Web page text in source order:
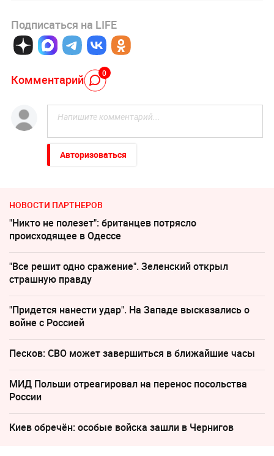
Подписаться на LIFE
Комментарий 0
Авторизоваться
НОВОСТИ ПАРТНЕРОВ
"Никто не полезет": британцев потрясло
происходящее в Одессе
"Все решит одно сражение". Зеленский открыл
страшную правду
"Придется нанести удар". На Западе высказались о
войне с Россией
Песков: СВО может завершиться в ближайшие часы
МИД Польши отреагировал на перенос посольства
России
Киев обречён: особые войска зашли в Чернигов